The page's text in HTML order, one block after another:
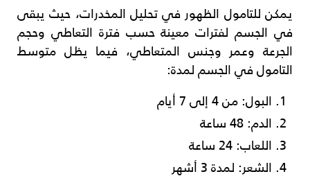
يمكن للتامول الظهور في تحليل المخدرات، حيث يبقى
في الجسم لفترات معينة حسب فترة التعاطي وحجم
الجرعة وعمر وجنس المتعاطي، فيما يظل متوسط
التامول في الجسم لمدة:
البول: من 4 إلى 7 أيام
الدم: 48 ساعة
اللعاب: 24 ساعة
الشعر: لمدة 3 أشهر